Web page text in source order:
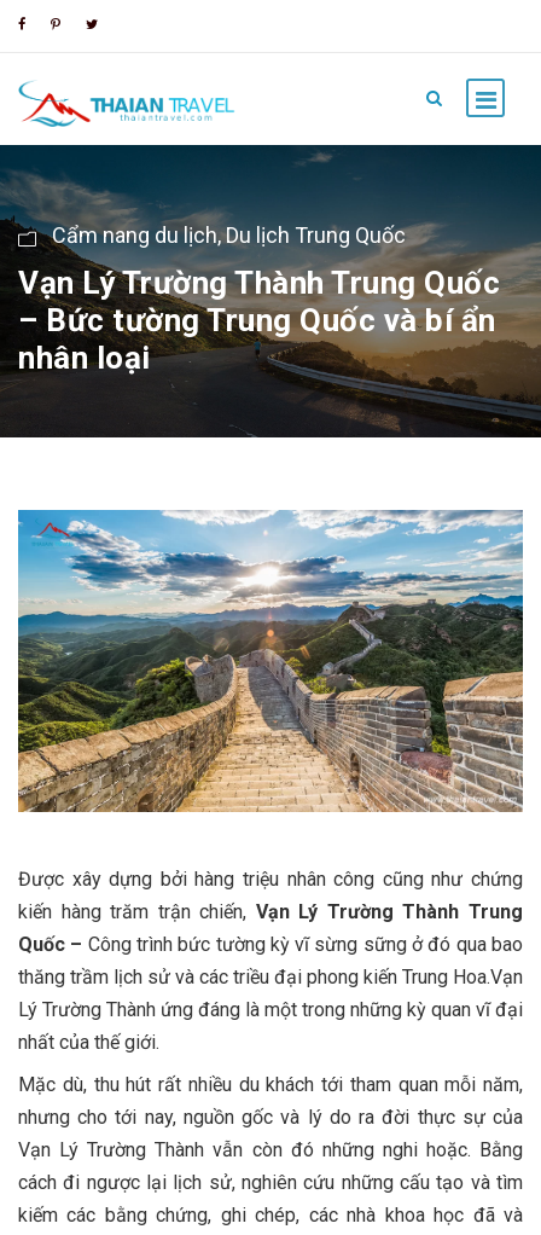
Cẩm nang du lịch,Du lịch Trung Quốc
Vạn Lý Trường Thành Trung Quốc
– Bức tường Trung Quốc và bí ẩn
nhân loại
Được xây dựng bởi hàng triệu nhân công cũng như chứng
kiến hàng trăm trận chiến, Vạn Lý Trường Thành Trung
Quốc – Công trình bức tường kỳ vĩ sừng sững ở đó qua bao
thăng trầm lịch sử và các triều đại phong kiến Trung Hoa.Vạn
Lý Trường Thành ứng đáng là một trong những kỳ quan vĩ đại
nhất của thế giới.
Mặc dù, thu hút rất nhiều du khách tới tham quan mỗi năm,
nhưng cho tới nay, nguồn gốc và lý do ra đời thực sự của
Vạn Lý Trường Thành vẫn còn đó những nghi hoặc. Bằng
cách đi ngược lại lịch sử, nghiên cứu những cấu tạo và tìm
kiếm các bằng chứng, ghi chép, các nhà khoa học đã và